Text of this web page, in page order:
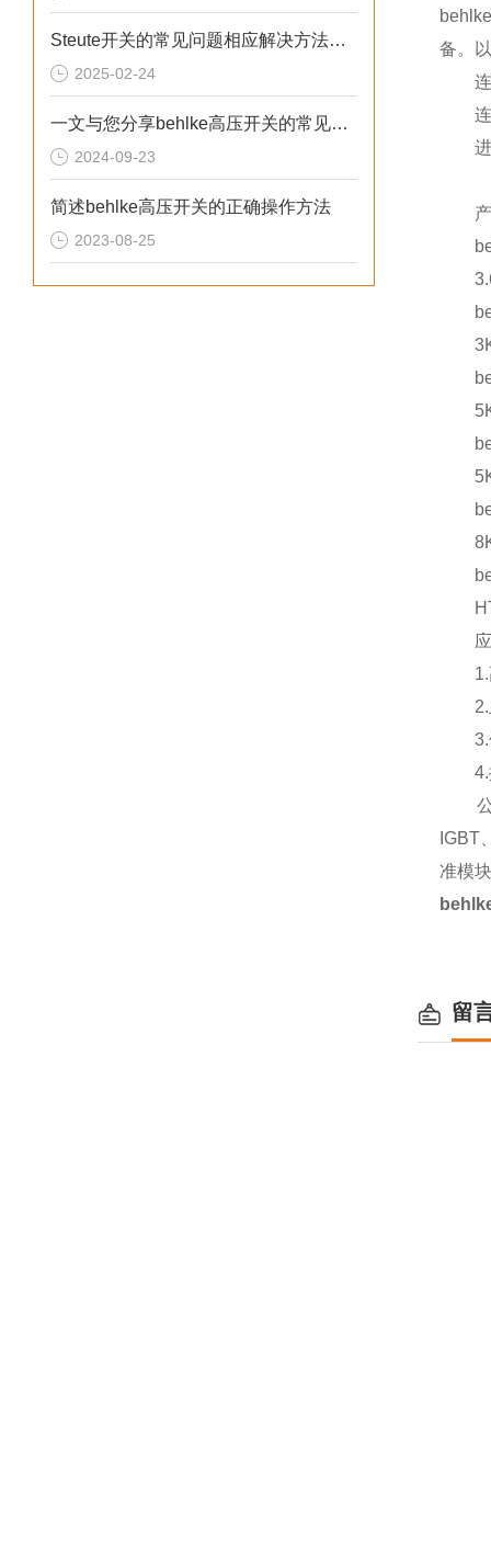
Steute开关的常见问题相应解决方法分享
2025-02-24
一文与您分享behlke高压开关的常见故障相应解决方法
2024-09-23
简述behlke高压开关的正确操作方法
2023-08-25
备。
连接
连接
进行
产
应用
1.高
2.上
3.低
4.插
公司
IGBT
准模
留